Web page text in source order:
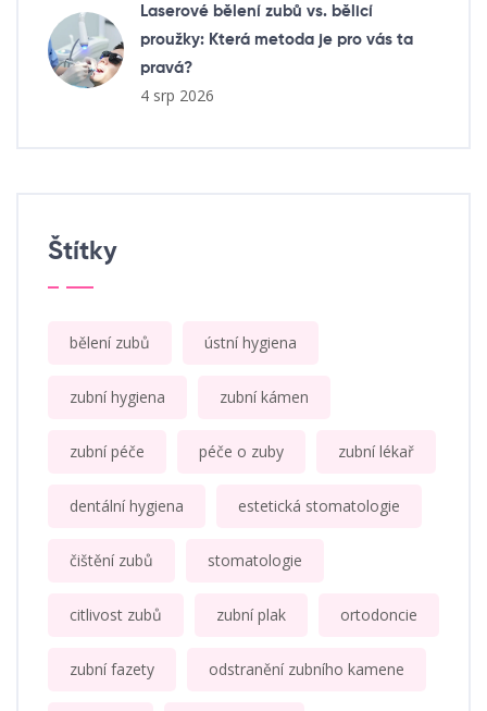
Laserové bělení zubů vs. bělicí
proužky: Která metoda je pro vás ta
pravá?
4 srp 2026
Štítky
bělení zubů ústní hygiena
zubní hygiena zubní kámen
zubní péče péče o zuby zubní lékař
dentální hygiena estetická stomatologie
čištění zubů stomatologie
citlivost zubů zubní plak ortodoncie
zubní fazety odstranění zubního kamene